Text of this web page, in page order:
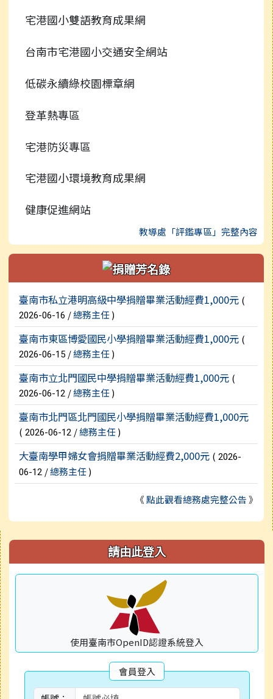
檔案下載
校園影音
常用連結
檔案下載
行事曆
行事曆
宅港國小雙語教育成果網
台南市宅港國小交通安全網站
低碳永續綠校園標章網
登革熱專區
宅港防災專區
宅港國小環境教育成果網
健康促進網站
教導處「評鑑專區」完整內容
新聞列表
臺南市私立港明高級中學捐贈畢業活動經費1,000元 (
2026-06-16 /總務主任)
臺南市東區博愛國民小學捐贈畢業活動經費1,000元 (
2026-06-15 /總務主任)
臺南市立北門國民中學捐贈畢業活動經費1,000元 (
2026-06-12 /總務主任)
臺南市北門區北門國民小學捐贈畢業活動經費1,000元
( 2026-06-12 /總務主任)
大臺南學甲婦女會捐贈畢業活動經費2,000元 ( 2026-
06-12 /總務主任)
《點此觀看總務處完整公告》
右邊區域內容 請由此登入
使用臺南市OpenID認證系統登入
會員登入